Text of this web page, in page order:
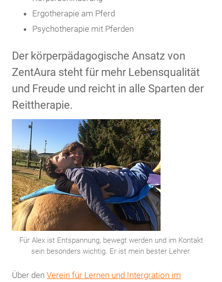
Ergotherapie am Pferd
Psychotherapie mit Pferden
Der körperpädagogische Ansatz von
ZentAura steht für mehr Lebensqualität
und Freude und reicht in alle Sparten der
Reittherapie.
Für Alex ist Entspannung, bewegt werden und im Kontakt
sein besonders wichtig. Er ist mein bester Lehrer.
Über den Verein für Lernen und Intergration im